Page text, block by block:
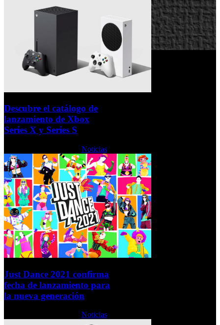
Descubre el catálogo de
lanzamiento de Xbox
Series X y Series S
Noticias
Just Dance 2021 confirma
fecha de lanzamiento para
la nueva generación
Noticias